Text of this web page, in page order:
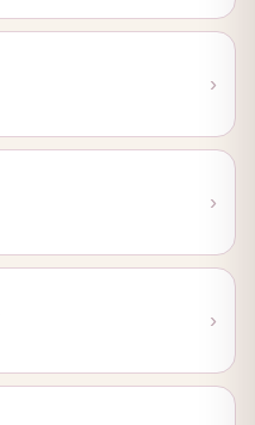
›
›
›